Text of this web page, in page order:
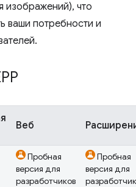
изображений), что
ваши потребности и
Веб
Пробная
версия для
разработчиков
Пробная
версия для